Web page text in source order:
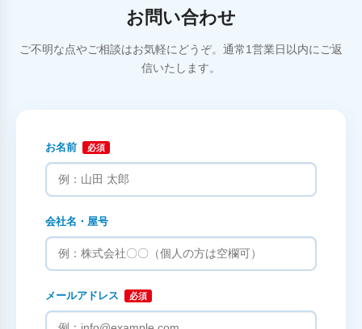
お問い合わせ
ご不明な点やご相談はお気軽にどうぞ。通常1営業日以内にご返
信いたします。
お名前 必須
会社名・屋号
メールアドレス 必須